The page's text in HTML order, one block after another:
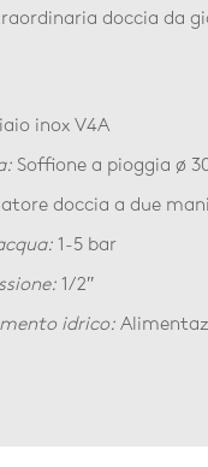
doccia da
inox V4A
Soffione a pioggia ø
doccia a due
1-5 bar
1/2″
idrico: